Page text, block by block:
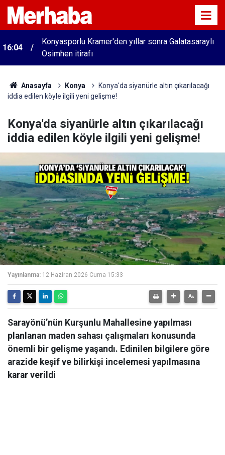
16:04
Konyasporlu Kramer'den yıllar sonra Galatasaraylı
Osimhen itirafı
Anasayfa Konya
Konya'da siyanürle altın çıkarılacağı
iddia edilen köyle ilgili yeni gelişme!
Konya'da siyanürle altın çıkarılacağı
iddia edilen köyle ilgili yeni gelişme!
Yayınlanma: 12 Haziran 2026 Cuma 15:33
Sarayönü’nün Kurşunlu Mahallesine yapılması
planlanan maden sahası çalışmaları konusunda
önemli bir gelişme yaşandı. Edinilen bilgilere göre
arazide keşif ve bilirkişi incelemesi yapılmasına
karar verildi